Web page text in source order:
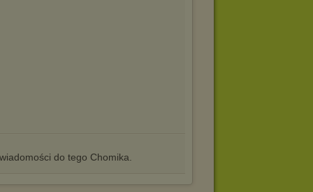
do tego Chomika.